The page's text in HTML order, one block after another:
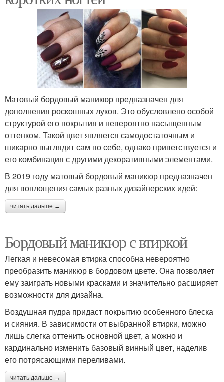
Матовый бордовый маникюр предназначен для
дополнения роскошных луков. Это обусловлено особой
структурой его покрытия и невероятно насыщенным
оттенком. Такой цвет является самодостаточным и
шикарно выглядит сам по себе, однако приветствуется и
его комбинация с другими декоративными элементами.
В 2019 году матовый бордовый маникюр предназначен
для воплощения самых разных дизайнерских идей:
читать дальше →
Бордовый маникюр с втиркой
Легкая и невесомая втирка способна невероятно
преобразить маникюр в бордовом цвете. Она позволяет
ему заиграть новыми красками и значительно расширяет
возможности для дизайна.
Воздушная пудра придаст покрытию особенного блеска
и сияния. В зависимости от выбранной втирки, можно
лишь слегка оттенить основной цвет, а можно и
кардинально изменить базовый винный цвет, наделив
его потрясающими переливами.
читать дальше →